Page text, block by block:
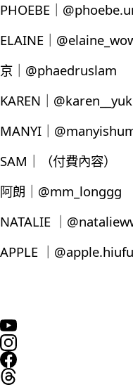
PHOEBE｜
ELAINE｜
京｜@phaedruslam
KAREN｜
MANYI｜
SAM｜（付費內容）
阿朗｜@mm_longgg
NATALIE ｜
APPLE ｜